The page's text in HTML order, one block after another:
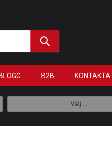
B2B KONTAKTA
Välj ...